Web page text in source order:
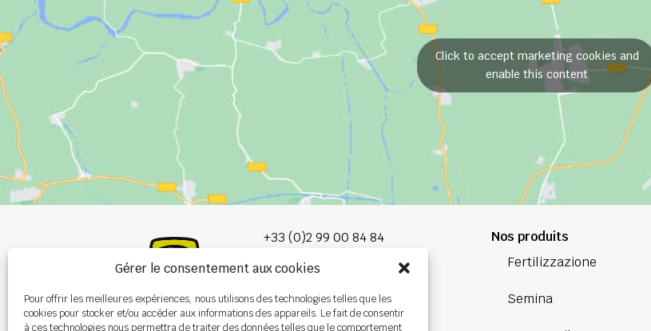
Gérer le consentement aux cookies
Pour offrir les meilleures expériences, nous utilisons des technologies telles que les
cookies pour stocker et/ou accéder aux informations des appareils. Le fait de consentir
à ces technologies nous permettra de traiter des données telles que le comportement
Click to accept marketing cookies and
enable this content
+33 (0)2 99 00 84 84
info@burel-group.com
Les Portes de Bretagne
P.A. de la Gaultière,
Nos produits
Fertilizzazione
Semina